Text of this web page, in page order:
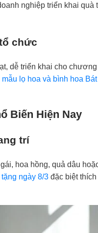
nghiệp triển khai
chức
dễ triển khai cho
mẫu lọ hoa và bình hoa
Biến Hiện Nay
trí
hoa hồng, quả dâu
ngày 8/3 đặc biệt